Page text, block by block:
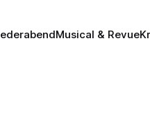
Musical & Revue